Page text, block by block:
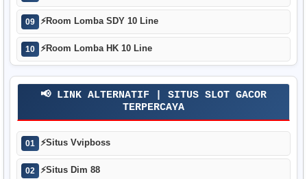
09 ⚡Room Lomba SDY 10 Line
10 ⚡Room Lomba HK 10 Line
📢 LINK ALTERNATIF | SITUS SLOT GACOR
TERPERCAYA
01 ⚡Situs Vvipboss
02 ⚡Situs Dim 88